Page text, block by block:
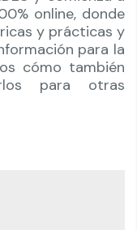
online, donde
y prácticas y
para la
cómo también
para otras